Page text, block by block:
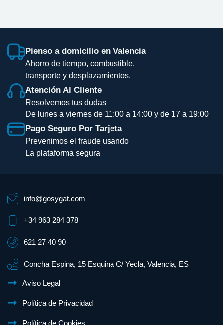
Pienso a domicilio en Valencia
Ahorro de tiempo, combustible,
transporte y desplazamientos.
Atención Al Cliente
Resolvemos tus dudas
De lunes a viernes de 11:00 a 14:00 y de 17 a 19:00
Pago Seguro Por Tarjeta
Prevenimos el fraude usando
La plataforma segura
info@gosygat.com
+34 963 284 378
621 27 40 90
Concha Espina, 15 Esquina C/ Yecla, Valencia, ES
Aviso Legal
Política de Privacidad
Política de Cookies